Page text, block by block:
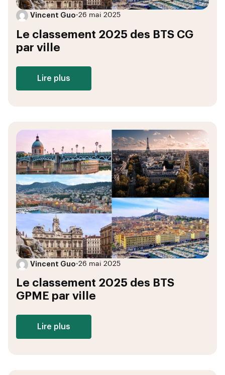
Vincent Guo•26 mai 2025
Le classement 2025 des BTS CG
par ville
Lire plus
Vincent Guo•26 mai 2025
Le classement 2025 des BTS
GPME par ville
Lire plus